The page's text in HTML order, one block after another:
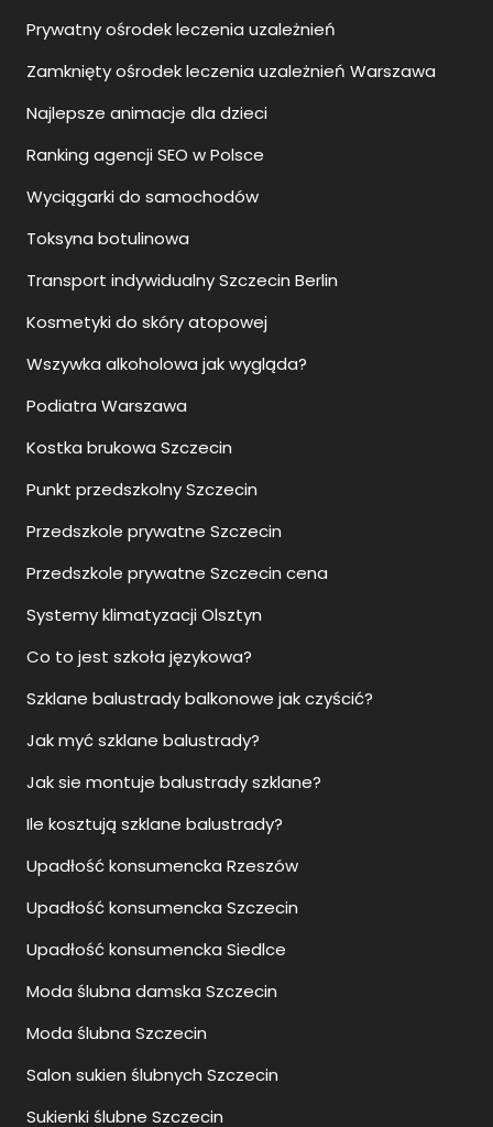
Prywatny ośrodek leczenia uzależnień
Zamknięty ośrodek leczenia uzależnień Warszawa
Najlepsze animacje dla dzieci
Ranking agencji SEO w Polsce
Wyciągarki do samochodów
Toksyna botulinowa
Transport indywidualny Szczecin Berlin
Kosmetyki do skóry atopowej
Wszywka alkoholowa jak wygląda?
Podiatra Warszawa
Kostka brukowa Szczecin
Punkt przedszkolny Szczecin
Przedszkole prywatne Szczecin
Przedszkole prywatne Szczecin cena
Systemy klimatyzacji Olsztyn
Co to jest szkoła językowa?
Szklane balustrady balkonowe jak czyścić?
Jak myć szklane balustrady?
Jak sie montuje balustrady szklane?
Ile kosztują szklane balustrady?
Upadłość konsumencka Rzeszów
Upadłość konsumencka Szczecin
Upadłość konsumencka Siedlce
Moda ślubna damska Szczecin
Moda ślubna Szczecin
Salon sukien ślubnych Szczecin
Sukienki ślubne Szczecin